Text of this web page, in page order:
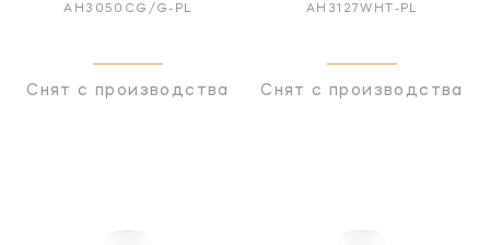
AH3050CG/G-PL
Снят с производства
AH3127WHT-PL
Снят с производства